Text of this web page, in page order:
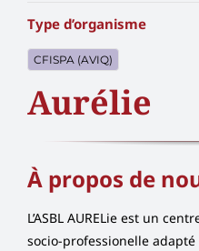
Type d’organisme
CFISPA (AVIQ)
Aurélie
À propos de
L’ASBL AURELie est un
socio-professionelle adapté